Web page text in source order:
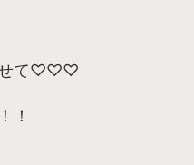
せて♡♡♡
！